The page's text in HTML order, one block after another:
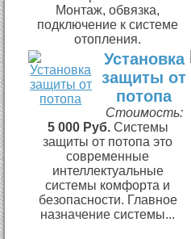
Монтаж, обвязка,
подключение к системе
отопления.
Установка
защиты от
потопа
Стоимость:
5 000 Руб. Системы
защиты от потопа это
современные
интеллектуальные
системы комфорта и
безопасности. Главное
назначение системы...